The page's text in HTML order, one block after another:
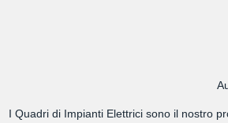
I Quadri di Impianti Elettrici sono il nostro